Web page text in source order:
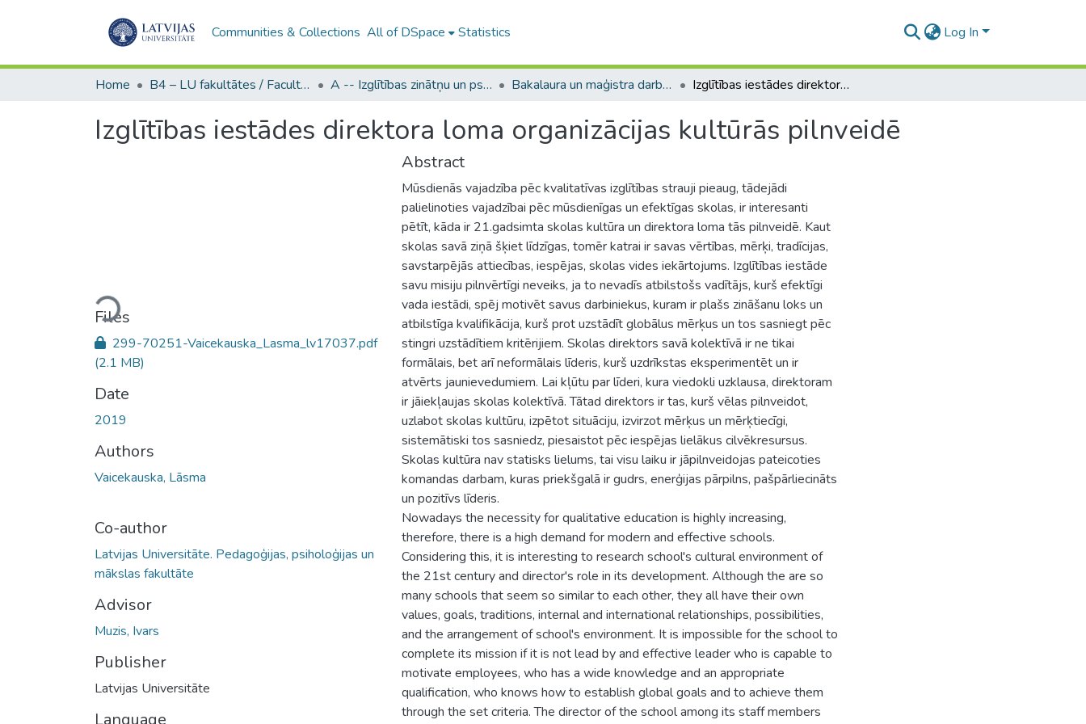
Communities & Collections All of DSpace Statistics Log In
Home B4 – LU fakultātes / Faculties of the UL A -- Izglītības zinātņu un psiholoģijas fakultāte / Faculty of Education Sciences and Psychology Bakalaura un maģistra darbi (PPMF) / Bachelor's and Master's theses Izglītības iestādes direktora loma organizācijas kultūrās pilnveidē
Izglītības iestādes direktora loma organizācijas kultūrās pilnveidē
Loading...
Files
299-70251-Vaicekauska_Lasma_lv17037.pdf
(2.1 MB)
Date
2019
Authors
Vaicekauska, Lāsma
Co-author
Latvijas Universitāte. Pedagoģijas, psiholoģijas un
mākslas fakultāte
Advisor
Muzis, Ivars
Publisher
Latvijas Universitāte
Language
Abstract
Mūsdienās vajadzība pēc kvalitatīvas izglītības strauji pieaug, tādejādi
palielinoties vajadzībai pēc mūsdienīgas un efektīgas skolas, ir interesanti
pētīt, kāda ir 21.gadsimta skolas kultūra un direktora loma tās pilnveidē. Kaut
skolas savā ziņā šķiet līdzīgas, tomēr katrai ir savas vērtības, mērķi, tradīcijas,
savstarpējās attiecības, iespējas, skolas vides iekārtojums. Izglītības iestāde
savu misiju pilnvērtīgi neveiks, ja to nevadīs atbilstošs vadītājs, kurš efektīgi
vada iestādi, spēj motivēt savus darbiniekus, kuram ir plašs zināšanu loks un
atbilstīga kvalifikācija, kurš prot uzstādīt globālus mērķus un tos sasniegt pēc
stingri uzstādītiem kritērijiem. Skolas direktors savā kolektīvā ir ne tikai
formālais, bet arī neformālais līderis, kurš uzdrīkstas eksperimentēt un ir
atvērts jaunievedumiem. Lai kļūtu par līderi, kura viedokli uzklausa, direktoram
ir jāiekļaujas skolas kolektīvā. Tātad direktors ir tas, kurš vēlas pilnveidot,
uzlabot skolas kultūru, izpētot situāciju, izvirzot mērķus un mērķtiecīgi,
sistemātiski tos sasniedz, piesaistot pēc iespējas lielākus cilvēkresursus.
Skolas kultūra nav statisks lielums, tai visu laiku ir jāpilnveidojas pateicoties
komandas darbam, kuras priekšgalā ir gudrs, enerģijas pārpilns, pašpārliecināts
un pozitīvs līderis.
Nowadays the necessity for qualitative education is highly increasing,
therefore, there is a high demand for modern and effective schools.
Considering this, it is interesting to research school's cultural environment of
the 21st century and director's role in its development. Although the are so
many schools that seem so similar to each other, they all have their own
values, goals, traditions, internal and international relationships, possibilities,
and the arrangement of school's environment. It is impossible for the school to
complete its mission if it is not lead by and effective leader who is capable to
motivate employees, who has a wide knowledge and an appropriate
qualification, who knows how to establish global goals and to achieve them
through the set criteria. The director of the school among its staff members